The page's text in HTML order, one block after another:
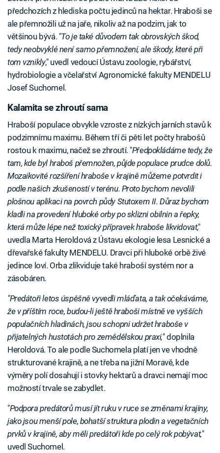
předchozích z hlediska počtu jedinců na hektar. Hraboši se
ale přemnožili už na jaře, nikoliv až na podzim, jak to
většinou bývá. "To je také důvodem tak obrovských škod,
tedy neobvyklé není samo přemnožení, ale škody, které při
tom vznikly," uvedl vedoucí Ústavu zoologie, rybářství,
hydrobiologie a včelařství Agronomické fakulty MENDELU
Josef Suchomel.
Kalamita se zhroutí sama
Hraboší populace obvykle vzroste z nízkých jarních stavů k
podzimnímu maximu. Během tří či pěti let počty hrabošů
rostou k maximu, načež se zhroutí. "Předpokládáme tedy, že
tam, kde byl hraboš přemnožen, půjde populace prudce dolů.
Mozaikovité rozšíření hraboše v krajině můžeme potvrdit i
podle našich zkušeností v terénu. Proto bychom nevolili
plošnou aplikaci na povrch půdy Stutoxem II. Důraz bychom
kladli na provedení hluboké orby po sklizni obilnin a řepky,
která může lépe než toxický přípravek hraboše likvidovat,"
uvedla Marta Heroldová z Ústavu ekologie lesa Lesnické a
dřevařské fakulty MENDELU. Dravci při hluboké orbě živé
jedince loví. Orba zlikviduje také hraboší systém nor a
zásobáren.
"Predátoři letos úspěšně vyvedli mláďata, a tak očekáváme,
že v příštím roce, budou-li ještě hraboši místně ve vyšších
populačních hladinách, jsou schopni udržet hraboše v
přijatelných hustotách pro zemědělskou praxi," doplnila
Heroldová. To ale podle Suchomela platí jen ve vhodně
strukturované krajině, a ne třeba na jižní Moravě, kde
výměry polí dosahují i stovky hektarů a dravci nemají moc
možností trvale se zabydlet.
"Podpora predátorů musí jít ruku v ruce se změnami krajiny,
jako jsou menší pole, bohatší struktura plodin a vegetačních
prvků v krajině, aby měli predátoři kde po celý rok pobývat,"
uvedl Suchomel.